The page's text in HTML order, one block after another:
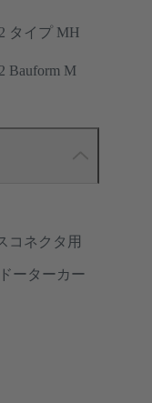
タイプ MH
Bauform M
コネクタ用
ーターカー